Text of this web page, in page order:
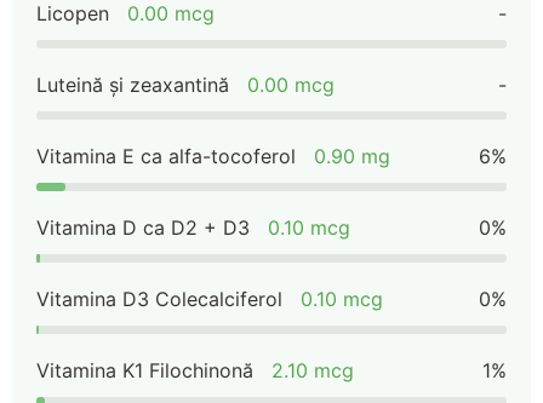
Licopen 0.00 mcg -
Luteină și zeaxantină 0.00 mcg -
Vitamina E ca alfa-tocoferol 0.90 mg 6%
Vitamina D ca D2 + D3 0.10 mcg 0%
Vitamina D3 Colecalciferol 0.10 mcg 0%
Vitamina K1 Filochinonă 2.10 mcg 1%